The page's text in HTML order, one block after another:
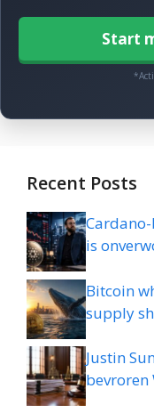
Start
Recent Posts
is
Bitcoin
supply
Justin
bevroren